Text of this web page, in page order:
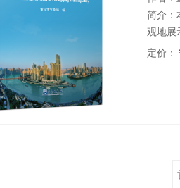
简介：
观地展
容包括
定价：